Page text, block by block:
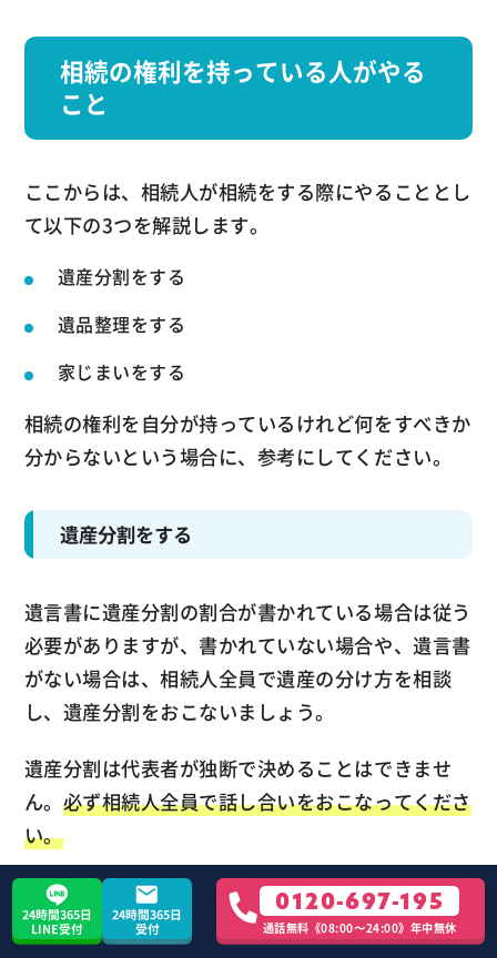
相続の権利を持っている人がやる
こと
ここからは、相続人が相続をする際にやることとし
て以下の3つを解説します。
遺産分割をする
遺品整理をする
家じまいをする
相続の権利を自分が持っているけれど何をすべきか
分からないという場合に、参考にしてください。
遺産分割をする
遺言書に遺産分割の割合が書かれている場合は従う
必要がありますが、書かれていない場合や、遺言書
がない場合は、相続人全員で遺産の分け方を相談
し、遺産分割をおこないましょう。
遺産分割は代表者が独断で決めることはできませ
ん。 必ず相続人全員で話し合いをおこなってくださ
い。
話し合いをおこなう際は遺産分割協議書で記録をと
っておく
ことが推奨されます。あとから言った言わ
24時間365日
LINE受付
24時間365日
受付
0120-697-195
通話無料《08:00〜24:00》年中無休